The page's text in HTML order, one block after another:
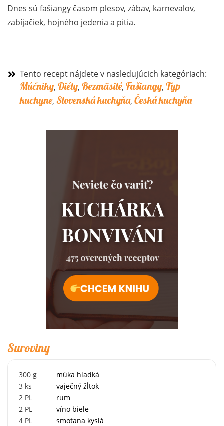
Dnes sú fašiangy časom plesov, zábav, karnevalov,
zabíjačiek, hojného jedenia a pitia.
Tento recept nájdete v nasledujúcich kategóriach:
Múčniky, Diéty, Bezmäsité, Fašiangy, Typ
kuchyne, Slovenská kuchyňa, Česká kuchyňa
Suroviny
300 g
múka hladká
3 ks
vaječný žĺtok
2 PL
rum
2 PL
víno biele
4 PL
smotana kyslá